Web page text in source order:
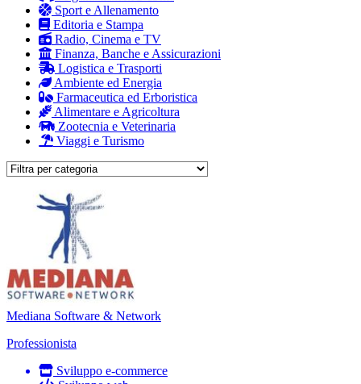
Sport e Allenamento
Editoria e Stampa
Radio, Cinema e TV
Finanza, Banche e Assicurazioni
Logistica e Trasporti
Ambiente ed Energia
Farmaceutica ed Erboristica
Alimentare e Agricoltura
Zootecnia e Veterinaria
Viaggi e Turismo
Mediana Software & Network
Professionista
Sviluppo e-commerce